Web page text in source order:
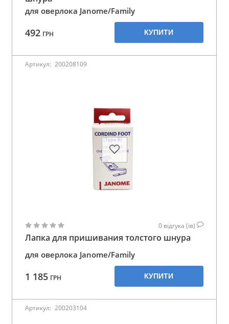
для оверлока Janome/Family
492 ГРН КУПИТИ
Артикул: 200208109
0 відгука (ів)
Лапка для пришивания толстого шнура
для оверлока Janome/Family
1 185 ГРН КУПИТИ
Артикул: 200203104